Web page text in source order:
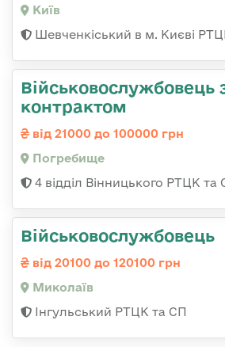
Київ
Шевченкіський в м. Києві
Військовослужбовець
контрактом
від 21000 до 100000 грн
Погребище
4 відділ Вінницького РТЦК та
Військовослужбовець
від 20100 до 120100 грн
Миколаїв
Інгульський РТЦК та СП